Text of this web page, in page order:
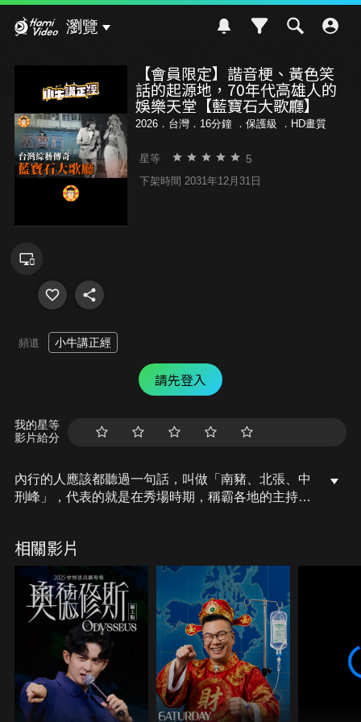
瀏覽
【會員限定】諧音梗、黃色笑
話的起源地，70年代高雄人的
娛樂天堂【藍寶石大歌廳】
2026．台灣．16分鐘 ． 保護級 ．HD畫質
星等 5
下架時間 2031年12月31日
頻道 小牛講正經
請先登入
我的星等
影片給分
內行的人應該都聽過一句話，叫做「南豬、北張、中
刑峰」，代表的就是在秀場時期，稱霸各地的主持
而豬哥亮發跡的地點，就是在高雄的藍寶石大歌廳。
最早呢，豬哥亮還只是在後台擔任導演、編劇等幕後
工作，是有一天，因為擔任主秀的張菲姊姊費貞綾沒
有辦法登台演出，讓豬哥亮臨時頂替主持，結果沒想
到獨特的台語調侃風格，還有葷素不忌的黃色笑話，
馬上讓他一炮而紅，從配角直接升級成主秀，演出場
場爆滿。
相關影片